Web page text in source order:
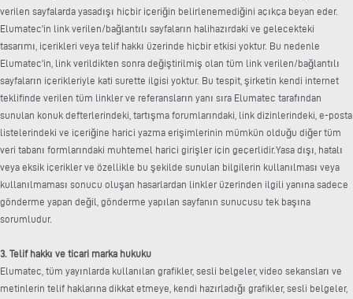
verilen sayfalarda yasadışı hiçbir içeriğin belirlenemediğini açıkça beyan eder.
Elumatec'in link verilen/bağlantılı sayfaların halihazırdaki ve gelecekteki
tasarımı, içerikleri veya telif hakkı üzerinde hiçbir etkisi yoktur. Bu nedenle
Elumatec'in, link verildikten sonra değiştirilmiş olan tüm link verilen/bağlantılı
sayfaların içerikleriyle kati surette ilgisi yoktur. Bu tespit, şirketin kendi internet
teklifinde verilen tüm linkler ve referansların yanı sıra Elumatec tarafından
sunulan konuk defterlerindeki, tartışma forumlarındaki, link dizinlerindeki, e-posta
listelerindeki ve içeriğine harici yazma erişimlerinin mümkün olduğu diğer tüm
veri tabanı formlarındaki muhtemel harici girişler için geçerlidir.Yasa dışı, hatalı
veya eksik içerikler ve özellikle bu şekilde sunulan bilgilerin kullanılması veya
kullanılmaması sonucu oluşan hasarlardan linkler üzerinden ilgili yanına sadece
gönderme yapan değil, gönderme yapılan sayfanın sunucusu tek başına
sorumludur.
3. Telif hakkı ve ticari marka hukuku
Elumatec, tüm yayınlarda kullanılan grafikler, sesli belgeler, video sekansları ve
metinlerin telif haklarına dikkat etmeye, kendi hazırladığı grafikler, sesli belgeler,